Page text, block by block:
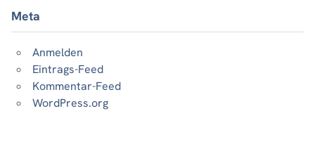
Meta
Anmelden
Eintrags-Feed
Kommentar-Feed
WordPress.org